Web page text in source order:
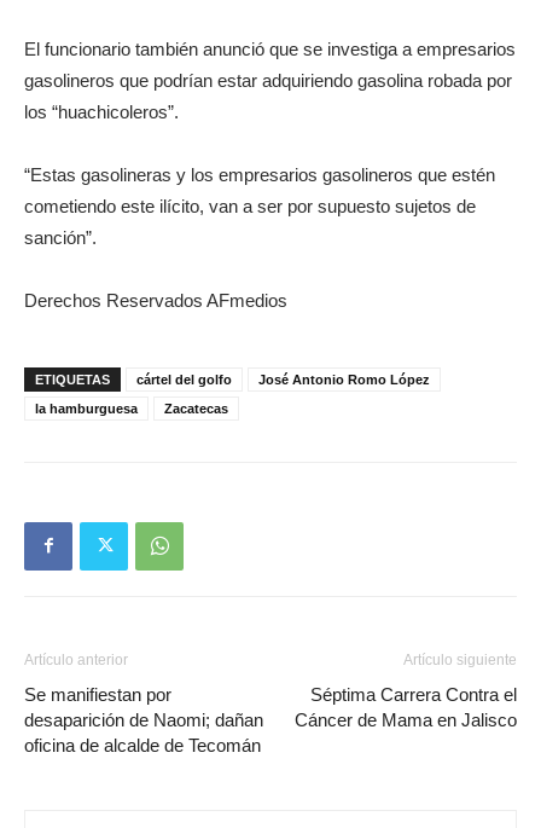
El funcionario también anunció que se investiga a empresarios
gasolineros que podrían estar adquiriendo gasolina robada por
los “huachicoleros”.
“Estas gasolineras y los empresarios gasolineros que estén
cometiendo este ilícito, van a ser por supuesto sujetos de
sanción”.
Derechos Reservados AFmedios
ETIQUETAS cártel del golfo
José Antonio Romo López
la hamburguesa
Zacatecas
Artículo anterior
Se manifiestan por
desaparición de Naomi; dañan
oficina de alcalde de Tecomán
Artículo siguiente
Séptima Carrera Contra el
Cáncer de Mama en Jalisco